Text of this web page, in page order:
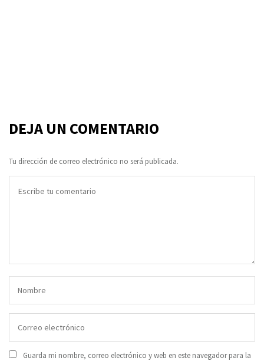
DEJA UN COMENTARIO
Tu dirección de correo electrónico no será publicada.
Guarda mi nombre, correo electrónico y web en este navegador para la